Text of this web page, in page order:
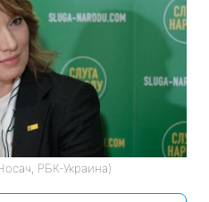
РБК-Украина)